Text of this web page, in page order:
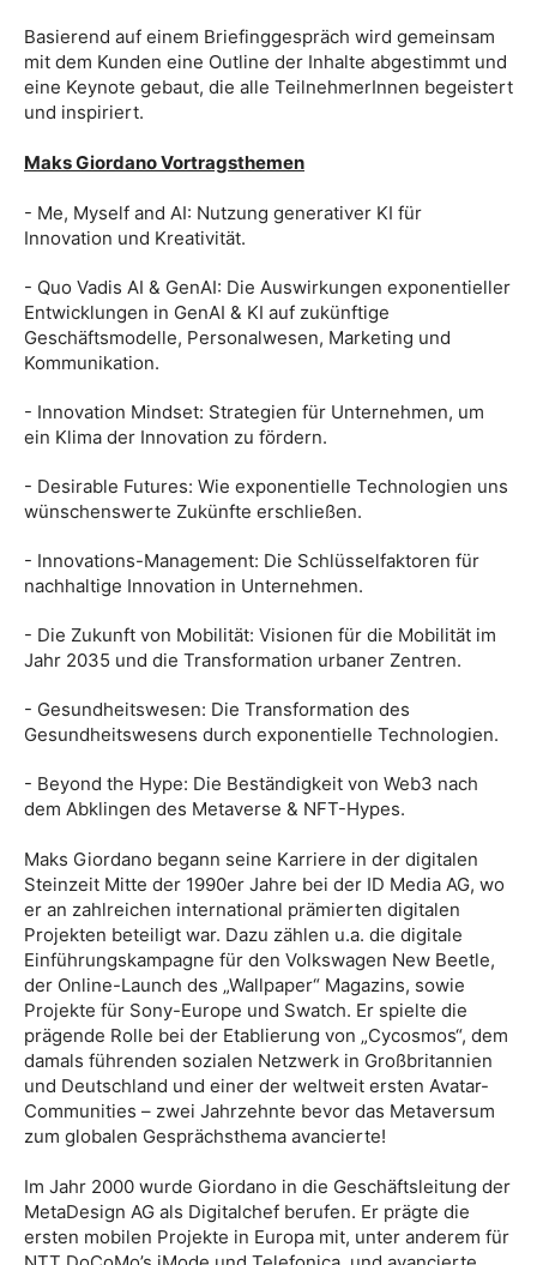
Basierend auf einem Briefinggespräch wird gemeinsam
mit dem Kunden eine Outline der Inhalte abgestimmt und
eine Keynote gebaut, die alle TeilnehmerInnen begeistert
und inspiriert.
Maks Giordano Vortragsthemen
- Me, Myself and AI: Nutzung generativer KI für
Innovation und Kreativität.
- Quo Vadis AI & GenAI: Die Auswirkungen exponentieller
Entwicklungen in GenAI & KI auf zukünftige
Geschäftsmodelle, Personalwesen, Marketing und
Kommunikation.
- Innovation Mindset: Strategien für Unternehmen, um
ein Klima der Innovation zu fördern.
- Desirable Futures: Wie exponentielle Technologien uns
wünschenswerte Zukünfte erschließen.
- Innovations-Management: Die Schlüsselfaktoren für
nachhaltige Innovation in Unternehmen.
- Die Zukunft von Mobilität: Visionen für die Mobilität im
Jahr 2035 und die Transformation urbaner Zentren.
- Gesundheitswesen: Die Transformation des
Gesundheitswesens durch exponentielle Technologien.
- Beyond the Hype: Die Beständigkeit von Web3 nach
dem Abklingen des Metaverse & NFT-Hypes.
Maks Giordano begann seine Karriere in der digitalen
Steinzeit Mitte der 1990er Jahre bei der ID Media AG, wo
er an zahlreichen international prämierten digitalen
Projekten beteiligt war. Dazu zählen u.a. die digitale
Einführungskampagne für den Volkswagen New Beetle,
der Online-Launch des „Wallpaper“ Magazins, sowie
Projekte für Sony-Europe und Swatch. Er spielte die
prägende Rolle bei der Etablierung von „Cycosmos“, dem
damals führenden sozialen Netzwerk in Großbritannien
und Deutschland und einer der weltweit ersten Avatar-
Communities – zwei Jahrzehnte bevor das Metaversum
zum globalen Gesprächsthema avancierte!
Im Jahr 2000 wurde Giordano in die Geschäftsleitung der
MetaDesign AG als Digitalchef berufen. Er prägte die
ersten mobilen Projekte in Europa mit, unter anderem für